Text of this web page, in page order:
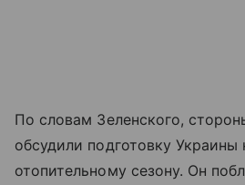
По словам Зеленского,
обсудили подготовку
отопительному сезону. Он